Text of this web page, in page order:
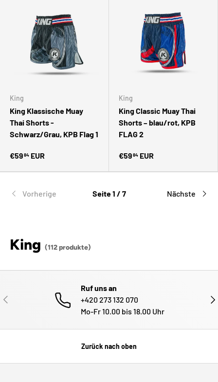
King
King Klassische Muay
Thai Shorts -
Schwarz/Grau, KPB Flag 1
€5984 EUR
King
King Classic Muay Thai
Shorts – blau/rot, KPB
FLAG 2
€5984 EUR
Vorherige Seite 1 / 7 Nächste
King (112 produkte)
VORHERIGE
Ruf uns an
+420 273 132 070
Mo-Fr 10.00 bis 18.00 Uhr
Zurück nach oben